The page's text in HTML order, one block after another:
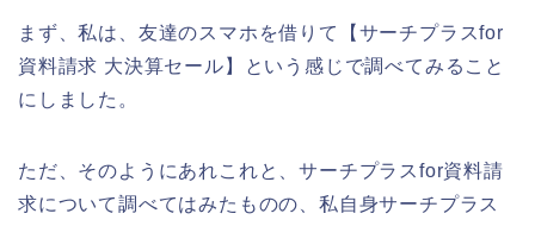
まず、私は、友達のスマホを借りて【サーチプラスfor
資料請求 大決算セール】という感じで調べてみること
にしました。
ただ、そのようにあれこれと、サーチプラスfor資料請
求について調べてはみたものの、私自身サーチプラス